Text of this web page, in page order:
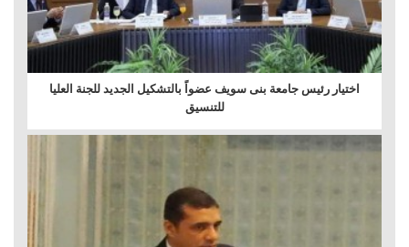
اختيار رئيس جامعة بنى سويف عضواً بالتشكيل الجديد للجنة العليا
للتنسيق